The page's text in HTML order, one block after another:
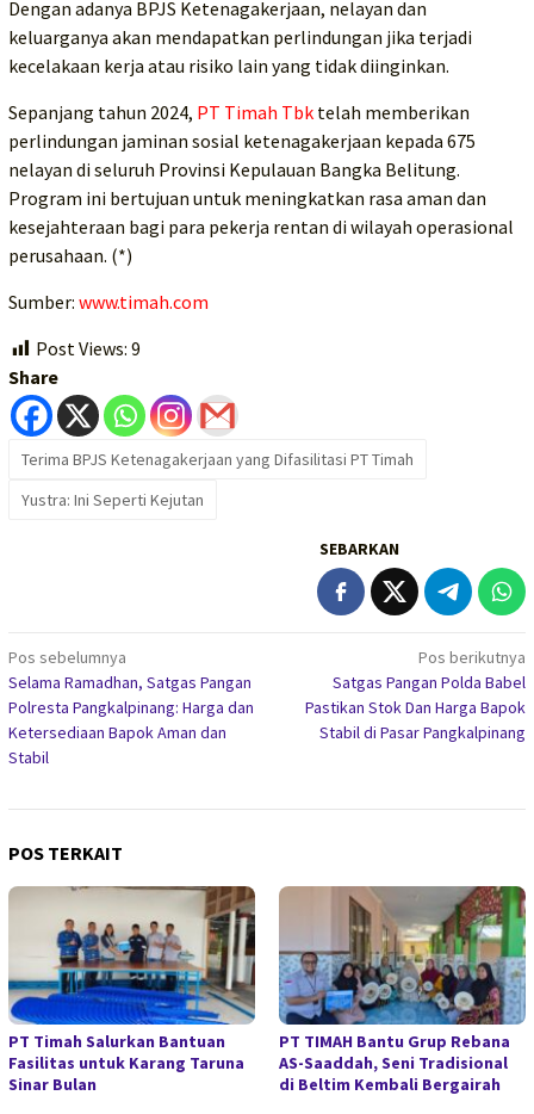
Dengan adanya BPJS Ketenagakerjaan, nelayan dan
keluarganya akan mendapatkan perlindungan jika terjadi
kecelakaan kerja atau risiko lain yang tidak diinginkan.
Sepanjang tahun 2024, PT Timah Tbk telah memberikan
perlindungan jaminan sosial ketenagakerjaan kepada 675
nelayan di seluruh Provinsi Kepulauan Bangka Belitung.
Program ini bertujuan untuk meningkatkan rasa aman dan
kesejahteraan bagi para pekerja rentan di wilayah operasional
perusahaan. (*)
Sumber: www.timah.com
Post Views: 9
Share
Terima BPJS Ketenagakerjaan yang Difasilitasi PT Timah
Yustra: Ini Seperti Kejutan
SEBARKAN
Navigasi
pos
Pos sebelumnya
Selama Ramadhan, Satgas Pangan
Polresta Pangkalpinang: Harga dan
Ketersediaan Bapok Aman dan
Stabil
Pos berikutnya
Satgas Pangan Polda Babel
Pastikan Stok Dan Harga Bapok
Stabil di Pasar Pangkalpinang
POS TERKAIT
PT Timah Salurkan Bantuan
Fasilitas untuk Karang Taruna
Sinar Bulan
PT TIMAH Bantu Grup Rebana
AS-Saaddah, Seni Tradisional
di Beltim Kembali Bergairah